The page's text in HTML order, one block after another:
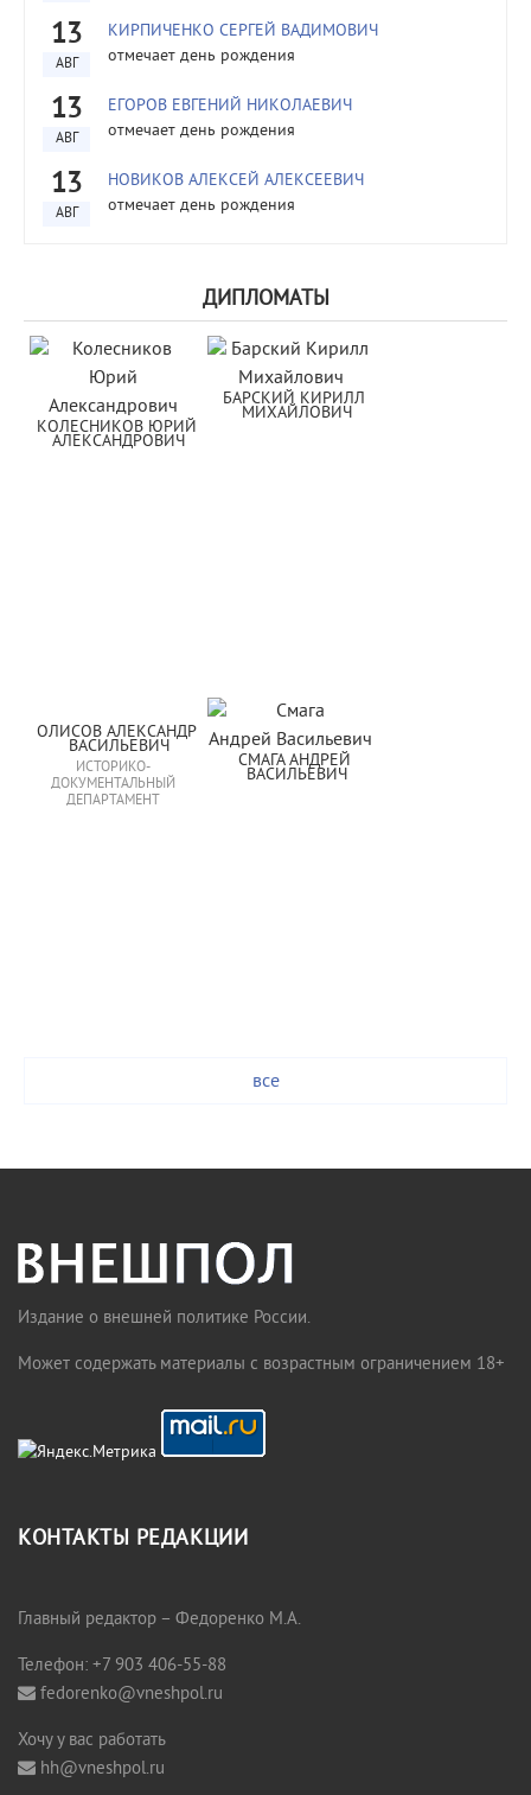
13
АВГ
КИРПИЧЕНКО СЕРГЕЙ ВАДИМОВИЧ
отмечает день рождения
13
АВГ
ЕГОРОВ ЕВГЕНИЙ НИКОЛАЕВИЧ
отмечает день рождения
13
АВГ
НОВИКОВ АЛЕКСЕЙ АЛЕКСЕЕВИЧ
отмечает день рождения
ДИПЛОМАТЫ
КОЛЕСНИКОВ ЮРИЙ
АЛЕКСАНДРОВИЧ
БАРСКИЙ КИРИЛЛ
МИХАЙЛОВИЧ
ОЛИСОВ АЛЕКСАНДР
ВАСИЛЬЕВИЧ
ИСТОРИКО-
ДОКУМЕНТАЛЬНЫЙ
ДЕПАРТАМЕНТ
СМАГА АНДРЕЙ
ВАСИЛЬЕВИЧ
все
Издание о внешней политике России.
Может содержать материалы с возрастным ограничением 18+
КОНТАКТЫ РЕДАКЦИИ
Главный редактор – Федоренко М.А.
Телефон: +7 903 406-55-88
fedorenko@vneshpol.ru
Хочу у вас работать
hh@vneshpol.ru